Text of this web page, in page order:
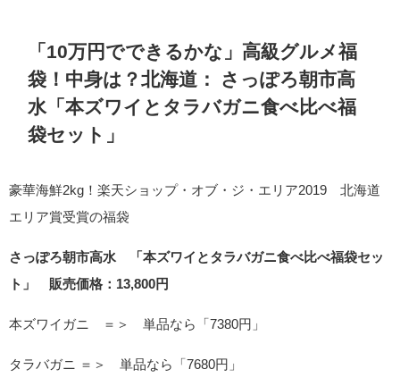
「10万円でできるかな」高級グルメ福
袋！中身は？北海道： さっぽろ朝市高
水「本ズワイとタラバガニ食べ比べ福
袋セット」
豪華海鮮2kg！楽天ショップ・オブ・ジ・エリア2019 北海道
エリア賞受賞の福袋
さっぽろ朝市高水 「本ズワイとタラバガニ食べ比べ福袋セッ
ト」 販売価格：13,800円
本ズワイガニ ＝＞ 単品なら「7380円」
タラバガニ ＝＞ 単品なら「7680円」